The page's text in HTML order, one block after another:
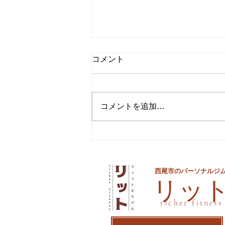
コメント
コメントを追加…
​リット
西尾市のパーソナルジ
richer fitness